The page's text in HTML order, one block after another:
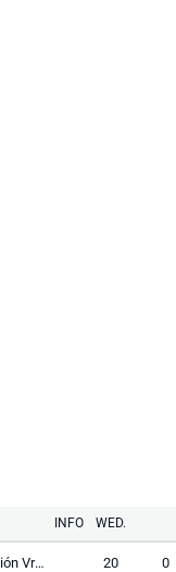
INFO WED.
Primera División Vrouwen 20 0